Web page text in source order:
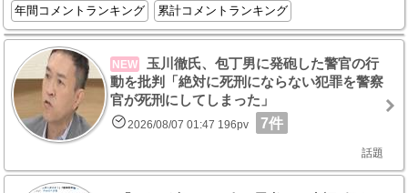
年間コメントランキング
累計コメントランキング
NEW
玉川徹氏、包丁男に発砲した警官の行
動を批判「絶対に死刑にならない犯罪を警察
官が死刑にしてしまった」
2026/08/07 01:47 196pv 7件
話題